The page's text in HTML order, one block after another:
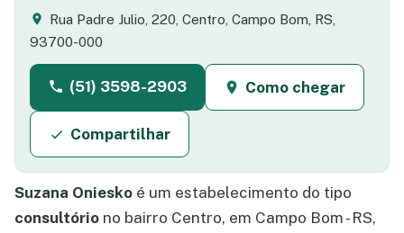
Rua Padre Julio, 220, Centro, Campo Bom, RS,
93700-000
(51) 3598-2903 Como chegar
Compartilhar
Suzana Oniesko é um estabelecimento do tipo
consultório no bairro Centro, em Campo Bom - RS,